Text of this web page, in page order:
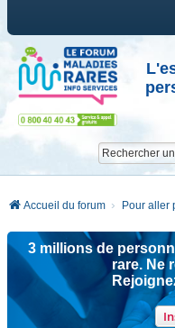
Accueil du forum Pour aller
3 millions de
rare. Ne